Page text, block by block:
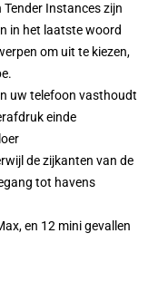
Instances zijn
in het laatste woord
om uit te kiezen,
uw telefoon vasthoudt
einde
de zijkanten van de
tot havens
en 12 mini gevallen